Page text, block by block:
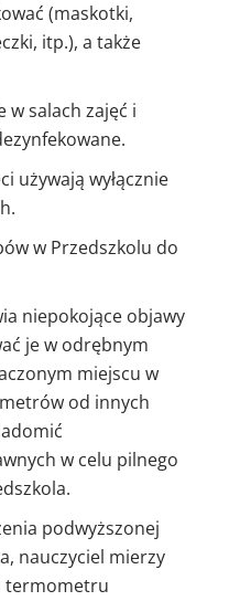
(maskotki,
itp.), a także
w salach zajęć i
używają wyłącznie
w Przedszkolu do
niepokojące objawy
je w odrębnym
miejscu w
od innych
w celu pilnego
podwyższonej
nauczyciel mierzy
termometru